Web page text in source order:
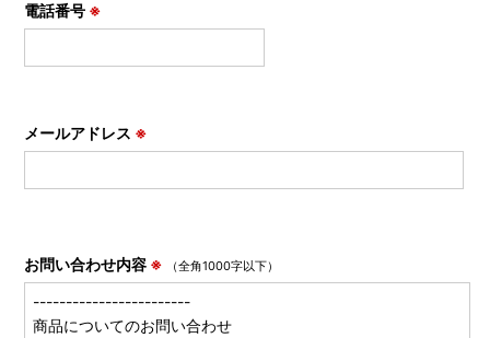
電話番号 ※
メールアドレス ※
お問い合わせ内容 ※ （全角1000字以下）